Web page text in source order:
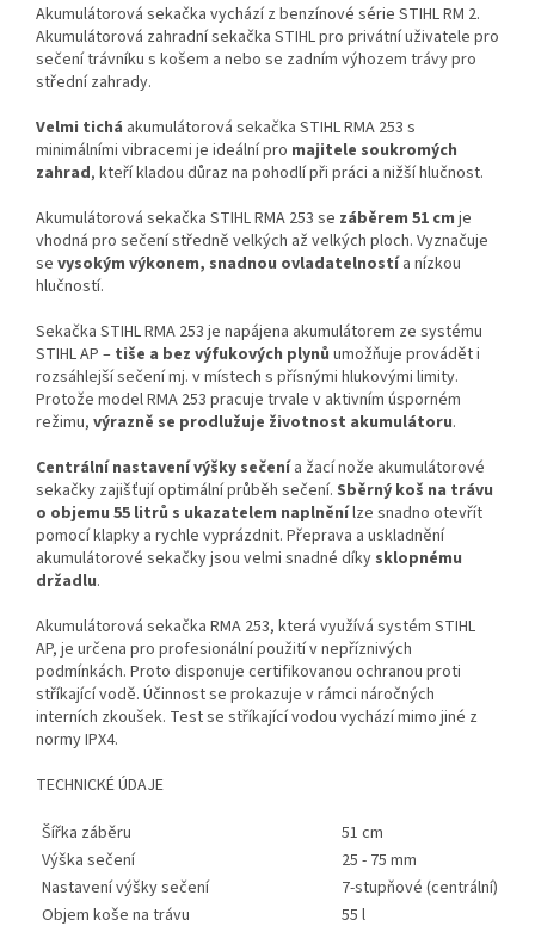
Akumulátorová sekačka vychází z benzínové série STIHL RM 2.
Akumulátorová zahradní sekačka STIHL pro privátní uživatele pro
sečení trávníku s košem a nebo se zadním výhozem trávy pro
střední zahrady.
Velmi tichá akumulátorová sekačka STIHL RMA 253 s
minimálními vibracemi je ideální pro majitele soukromých
zahrad, kteří kladou důraz na pohodlí při práci a nižší hlučnost.
Akumulátorová sekačka STIHL RMA 253 se záběrem 51 cm je
vhodná pro sečení středně velkých až velkých ploch. Vyznačuje
se vysokým výkonem, snadnou ovladatelnostía nízkou
hlučností.
Sekačka STIHL RMA 253 je napájena akumulátorem ze systému
STIHL AP – tiše a bez výfukových plynů umožňuje provádět i
rozsáhlejší sečení mj. v místech s přísnými hlukovými limity.
Protože model RMA 253 pracuje trvale v aktivním úsporném
režimu, výrazně se prodlužuje životnost akumulátoru.
Centrální nastavení výšky sečenía žací nože akumulátorové
sekačky zajišťují optimální průběh sečení. Sběrný koš na trávu
o objemu 55 litrů s ukazatelem naplněnílze snadno otevřít
pomocí klapky a rychle vyprázdnit. Přeprava a uskladnění
akumulátorové sekačky jsou velmi snadné díky sklopnému
držadlu.
Akumulátorová sekačka RMA 253, která využívá systém STIHL
AP, je určena pro profesionální použití v nepříznivých
podmínkách. Proto disponuje certifikovanou ochranou proti
stříkající vodě. Účinnost se prokazuje v rámci náročných
interních zkoušek. Test se stříkající vodou vychází mimo jiné z
normy IPX4.
TECHNICKÉ ÚDAJE
Šířka záběru
51 cm
Výška sečení
25 - 75 mm
Nastavení výšky sečení
7-stupňové (centrální)
Objem koše na trávu
55 l